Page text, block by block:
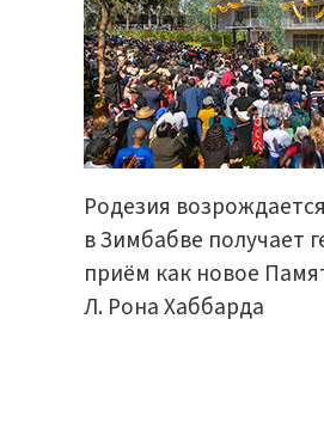
Родезия
в Зимбабве получает
приём как новое
Л. Рона Хаббарда